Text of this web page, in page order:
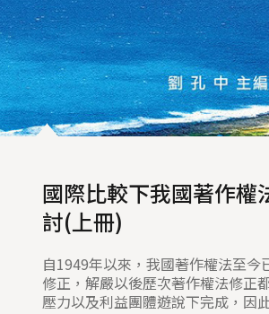
國際比較下我國著作權
討(上冊)
自1949年以來，我國著作權法至今
修正，解嚴以後歷次著作權法修正
壓力以及利益團體遊說下完成，因